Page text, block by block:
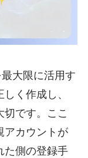
大限に活用す
く作成し、
切です。ここ
アカウントが
た側の登録手